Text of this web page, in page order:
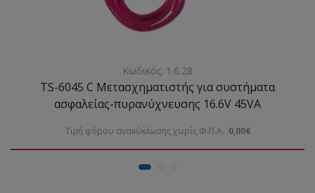
Κωδικός: 1.6.28
TS-6045 C Μετασχηματιστής για συστήματα
ασφαλείας-πυρανύχνευσης 16.6V 45VA
Τιμή φόρου ανακύκλωσης χωρίς Φ.Π.Α. :0,00€